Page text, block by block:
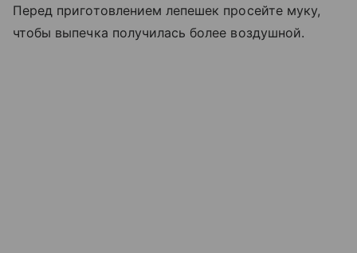
Перед приготовлением лепешек просейте муку,
чтобы выпечка получилась более воздушной.